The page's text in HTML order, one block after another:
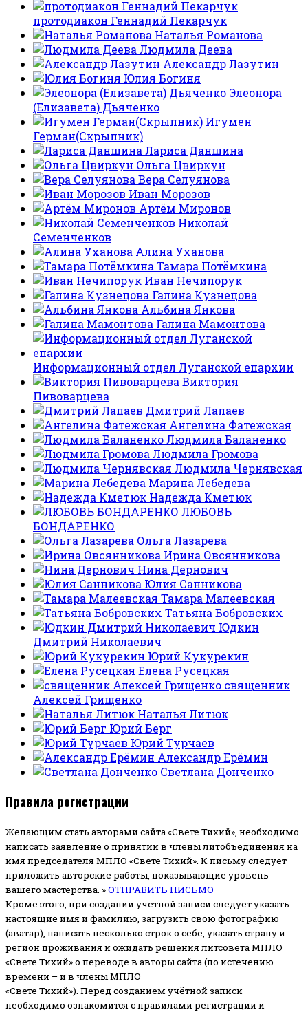
протодиакон Геннадий Пекарчук
Наталья Романова
Людмила Деева
Александр Лазутин
Юлия Богиня
Элеонора
(Елизавета) Дьяченко
Игумен
Герман(Скрыпник)
Лариса Даншина
Ольга Цвиркун
Вера Селуянова
Иван Морозов
Артём Миронов
Николай
Семенченков
Алина Уханова
Тамара Потёмкина
Иван Нечипорук
Галина Кузнецова
Альбина Янкова
Галина Мамонтова
Информационный отдел Луганской епархии
Виктория
Пивоварцева
Дмитрий Лапаев
Ангелина Фатежская
Людмила Баланенко
Людмила Громова
Людмила Чернявская
Марина Лебедева
Надежда Кметюк
ЛЮБОВЬ
БОНДАРЕНКО
Ольга Лазарева
Ирина Овсянникова
Нина Дернович
Юлия Санникова
Тамара Малеевская
Татьяна Бобровских
Юдкин
Дмитрий Николаевич
Юрий Кукурекин
Елена Русецкая
священник
Алексей Грищенко
Наталья Литюк
Юрий Берг
Юрий Турчаев
Александр Ерёмин
Светлана Донченко
Правила регистрации
Желающим стать авторами сайта «Свете Тихий», необходимо
написать заявление о принятии в члены литобъединения на
имя председателя МПЛО «Свете Тихий». К письму следует
приложить авторские работы, показывающие уровень
вашего мастерства. »ОТПРАВИТЬ ПИСЬМО
Кроме этого, при создании учетной записи следует указать
настоящие имя и фамилию, загрузить свою фотографию
(аватар), написать несколько строк о себе, указать страну и
регион проживания и ожидать решения литсовета МПЛО
«Свете Тихий» о переводе в авторы сайта (по истечению
времени – и в члены МПЛО
«Свете Тихий»). Перед созданием учётной записи
необходимо ознакомится с правилами регистрации и